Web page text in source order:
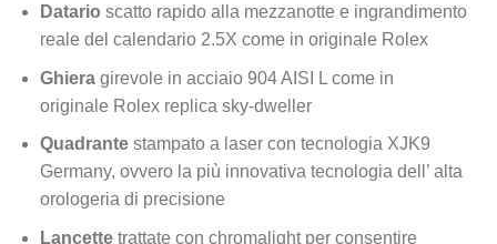
Datario scatto rapido alla mezzanotte e ingrandimento
reale del calendario 2.5X come in originale Rolex
Ghieragirevole in acciaio 904 AISI L come in
originale Rolex replica sky-dweller
Quadrantestampato a laser con tecnologia XJK9
Germany, ovvero la più innovativa tecnologia dell’ alta
orologeria di precisione
Lancettetrattate con chromalight per consentire